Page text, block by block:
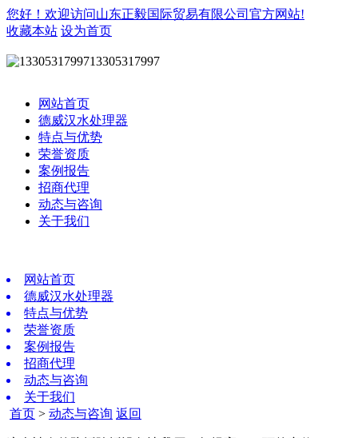
您好！欢迎访问山东正毅国际贸易有限公司官方网站!
收藏本站 设为首页
13305317997
网站首页
德威汉水处理器
特点与优势
荣誉资质
案例报告
招商代理
动态与咨询
关于我们
网站首页
德威汉水处理器
特点与优势
荣誉资质
案例报告
招商代理
动态与咨询
关于我们
首页 > 动态与咨询 返回